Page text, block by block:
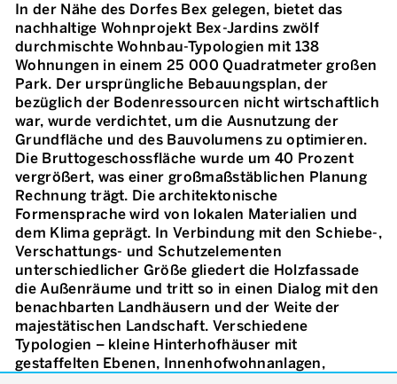
In der Nähe des Dorfes Bex gelegen, bietet das
nachhaltige Wohnprojekt Bex-Jardins zwölf
durchmischte Wohnbau-Typologien mit 138
Wohnungen in einem 25 000 Quadratmeter großen
Park. Der ursprüngliche Bebauungsplan, der
bezüglich der Bodenressourcen nicht wirtschaftlich
war, wurde verdichtet, um die Ausnutzung der
Grundfläche und des Bauvolumens zu optimieren.
Die Bruttogeschossfläche wurde um 40 Prozent
vergrößert, was einer großmaßstäblichen Planung
Rechnung trägt. Die architektonische
Formensprache wird von lokalen Materialien und
dem Klima geprägt. In Verbindung mit den Schiebe-,
Verschattungs- und Schutzelementen
unterschiedlicher Größe gliedert die Holzfassade
die Außenräume und tritt so in einen Dialog mit den
benachbarten Landhäusern und der Weite der
majestätischen Landschaft. Verschiedene
Typologien – kleine Hinterhofhäuser mit
gestaffelten Ebenen, Innenhofwohnanlagen,